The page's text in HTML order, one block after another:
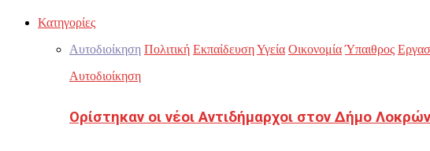
Κατηγορίες
Αυτοδιοίκηση Πολιτική ΕκπαίδευσηΥγεία Οικονομία Ύπαιθρος
Αυτοδιοίκηση
Ορίστηκαν οι νέοι Αντιδήμαρχοι στον Δήμο Λοκρών